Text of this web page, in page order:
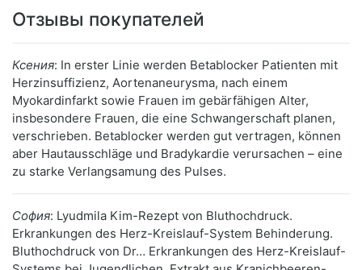
Отзывы покупателей
Ксения: In erster Linie werden Betablocker Patienten mit
Herzinsuffizienz, Aortenaneurysma, nach einem
Myokardinfarkt sowie Frauen im gebärfähigen Alter,
insbesondere Frauen, die eine Schwangerschaft planen,
verschrieben. Betablocker werden gut vertragen, können
aber Hautausschläge und Bradykardie verursachen – eine
zu starke Verlangsamung des Pulses.
София: Lyudmila Kim-Rezept von Bluthochdruck.
Erkrankungen des Herz-Kreislauf-System Behinderung.
Bluthochdruck von Dr… Erkrankungen des Herz-Kreislauf-